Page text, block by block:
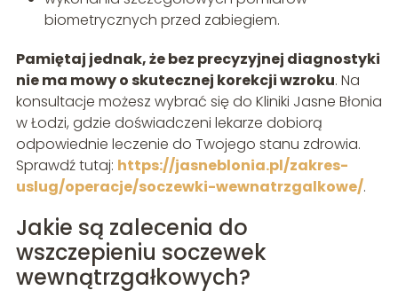
biometrycznych przed zabiegiem.
Pamiętaj jednak, że bez precyzyjnej diagnostyki
nie ma mowy o skutecznej korekcji wzroku. Na
konsultacje możesz wybrać się do Kliniki Jasne Błonia
w Łodzi, gdzie doświadczeni lekarze dobiorą
odpowiednie leczenie do Twojego stanu zdrowia.
Sprawdź tutaj: https://jasneblonia.pl/zakres-
uslug/operacje/soczewki-wewnatrzgalkowe/.
Jakie są zalecenia do
wszczepieniu soczewek
wewnątrzgałkowych?